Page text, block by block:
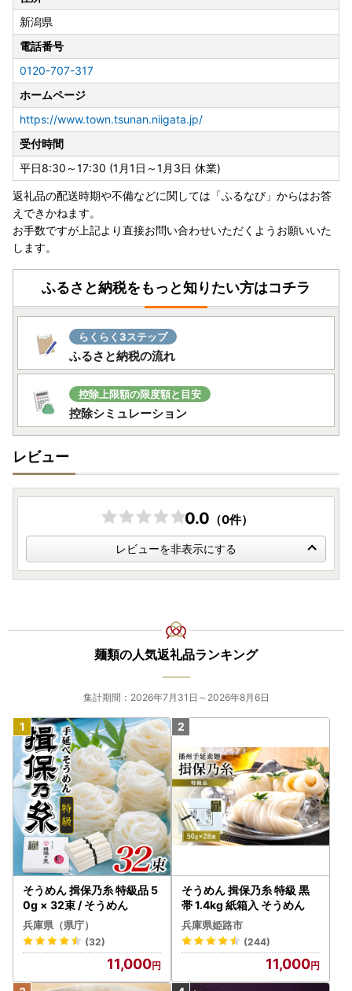
ワンストップ特例申請書の受付期限は1月10日（土）必着で
ございます。12月下旬以降にお申込みの場合は、ワンストッ
プ特例申請書の送付のご希望をいただいた場合でも、郵便の
都合によりお手元への到着が受付期限間際またはそれ以降に
なる可能性がございます。恐れ入りますが可能な限りご自身
でのご準備をいただきますようお願い申し上げます。
■ワンストップ特例申請書送付先
〒949-8292
新潟県中魚沼郡津南町大字下船渡戊585
津南町役場総務課 ふるさと納税担当者宛
新潟県
電話番号
0120-707-317
ホームページ
https://www.town.tsunan.niigata.jp/
受付時間
平日8:30～17:30 (1月1日～1月3日 休業)
返礼品の配送時期や不備などに関しては「ふるなび」からはお答
えできかねます。
お手数ですが上記より直接お問い合わせいただくようお願いいた
します。
ふるさと納税をもっと知りたい方はコチラ
らくらく3ステップ
ふるさと納税の流れ
控除上限額の限度額と目安
控除シミュレーション
レビュー
0.0 （0件）
レビューを非表示にする
麺類の人気返礼品ランキング
集計期間：2026年7月31日～2026年8月6日
そうめん 揖保乃糸 特級品 5
0g × 32束 / そうめん
兵庫県（県庁）
(32)
11,000
そうめん 揖保乃糸 特級 黒
帯 1.4kg 紙箱入 そうめん
兵庫県姫路市
(244)
11,000